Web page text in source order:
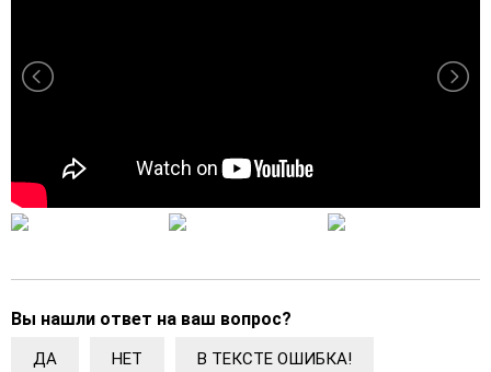
Вы нашли ответ на ваш вопрос?
ДА НЕТ В ТЕКСТЕ ОШИБКА!